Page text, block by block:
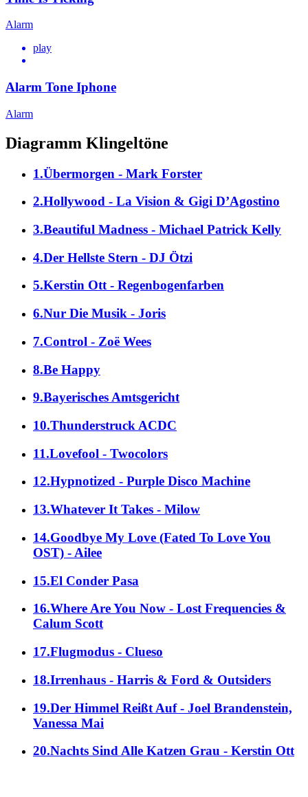
Alarm
play
Alarm Tone Iphone
Alarm
Diagramm Klingeltöne
1.Übermorgen - Mark Forster
2.Hollywood - La Vision & Gigi D’Agostino
3.Beautiful Madness - Michael Patrick Kelly
4.Der Hellste Stern - DJ Ötzi
5.Kerstin Ott - Regenbogenfarben
6.Nur Die Musik - Joris
7.Control - Zoë Wees
8.Be Happy
9.Bayerisches Amtsgericht
10.Thunderstruck ACDC
11.Lovefool - Twocolors
12.Hypnotized - Purple Disco Machine
13.Whatever It Takes - Milow
14.Goodbye My Love (Fated To Love You
OST) - Ailee
15.El Conder Pasa
16.Where Are You Now - Lost Frequencies &
Calum Scott
17.Flugmodus - Clueso
18.Irrenhaus - Harris & Ford & Outsiders
19.Der Himmel Reißt Auf - Joel Brandenstein,
Vanessa Mai
20.Nachts Sind Alle Katzen Grau - Kerstin Ott